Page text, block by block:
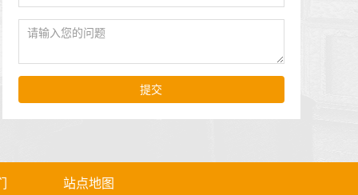
提交
站点地图